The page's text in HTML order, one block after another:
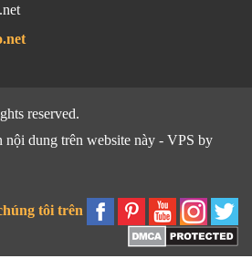
reserved.
nội dung trên website này - VPS by
tôi trên